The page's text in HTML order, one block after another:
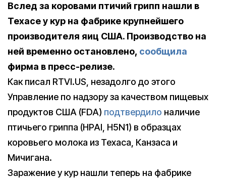
Вслед за коровами птичий грипп нашли в
Техасе у кур на фабрике крупнейшего
производителя яиц США. Производство на
ней временно остановлено, сообщила
фирма в пресс-релизе.
Как писал RTVI.US, незадолго до этого
Управление по надзору за качеством пищевых
продуктов США (FDA) подтвердило наличие
птичьего гриппа (HPAI, H5N1) в образцах
коровьего молока из Техаса, Канзаса и
Мичигана.
Заражение у кур нашли теперь на фабрике